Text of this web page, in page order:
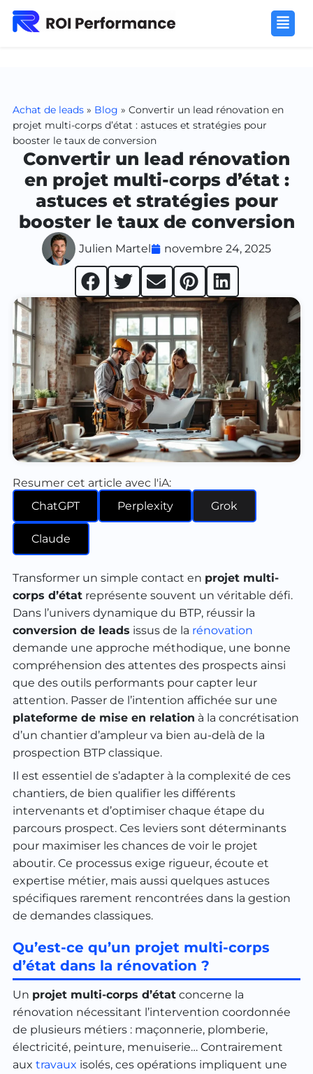
Achat de leads» Blog » Convertir un lead rénovation en
projet multi-corps d’état : astuces et stratégies pour
booster le taux de conversion
Convertir un lead rénovation
en projet multi-corps d’état :
astuces et stratégies pour
booster le taux de conversion
Julien Martel novembre 24, 2025
Resumer cet article avec l'iA:
ChatGPT
Perplexity Grok
Claude
Transformer un simple contact en projet multi-
corps d’étatreprésente souvent un véritable défi.
Dans l’univers dynamique du BTP, réussir la
conversion de leads issus de la rénovation
demande une approche méthodique, une bonne
compréhension des attentes des prospects ainsi
que des outils performants pour capter leur
attention. Passer de l’intention affichée sur une
plateforme de mise en relation à la concrétisation
d’un chantier d’ampleur va bien au-delà de la
prospection BTP classique.
Il est essentiel de s’adapter à la complexité de ces
chantiers, de bien qualifier les différents
intervenants et d’optimiser chaque étape du
parcours prospect. Ces leviers sont déterminants
pour maximiser les chances de voir le projet
aboutir. Ce processus exige rigueur, écoute et
expertise métier, mais aussi quelques astuces
spécifiques rarement rencontrées dans la gestion
de demandes classiques.
Qu’est-ce qu’un projet multi-corps
d’état dans la rénovation ?
Un projet multi-corps d’étatconcerne la
rénovation nécessitant l’intervention coordonnée
de plusieurs métiers : maçonnerie, plomberie,
électricité, peinture, menuiserie… Contrairement
aux travaux isolés, ces opérations impliquent une